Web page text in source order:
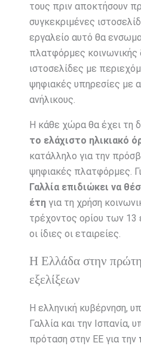
τους πριν αποκτήσουν
συγκεκριμένες
εργαλείο αυτό θα
πλατφόρμες κοινωνικής
ιστοσελίδες με
ψηφιακές υπηρεσίες με
ανήλικους.
Η κάθε χώρα θα έχει τη
το ελάχιστο ηλικιακό
κατάλληλο για την
ψηφιακές πλατφόρμες.
Γαλλία επιδιώκει να
έτηγια τη χρήση
τρέχοντος ορίου των
οι ίδιες οι εταιρείες.
Η Ελλάδα στην
εξελίξεων
Η ελληνική κυβέρνηση,
Γαλλία και την Ισπανία,
πρόταση στην ΕΕ για την